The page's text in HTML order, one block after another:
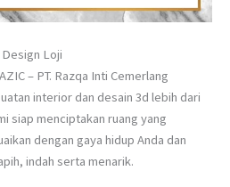
Design Loji
– PT. Razqa Inti Cemerlang
interior dan desain 3d lebih dari
siap menciptakan ruang yang
dengan gaya hidup Anda dan
indah serta menarik.